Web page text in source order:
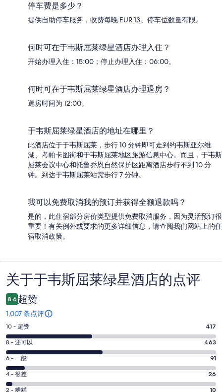
停车费是多少？
提供自助停车服务，收费每晚 EUR 13。停车位数量有限。
何时可在于韦斯屈莱绿星酒店办理入住？
开始办理入住：15:00；停止办理入住：06:00。
何时可在于韦斯屈莱绿星酒店办理退房？
退房时间为 12:00。
于韦斯屈莱绿星酒店的地址在哪里？
此酒店位于于韦斯屈莱，步行 10 分钟即可走到约韦斯亚尔维
湖、考帕卡图街和于韦斯屈莱地区旅游信息中心。而且，于韦斯
屈莱会议中心和托鲁乔恩自然保护区距离酒店步行不到 10 分
钟。到达于韦斯屈莱站需步行 7 分钟。
我可以免费取消我的预订并获得全额退款吗？
是的，此住宿部分房价类型提供免费取消服务，因为灵活预订很
重要！有关例外或要求的更多详细信息，请查阅我们网站上的住
宿取消政策。
点
评
关于于韦斯屈莱绿星酒店的点评
8.6 超赞
1,007 条点评
10
分
-
超
赞。
417
10 - 超赞 417
8
分
-
还
可
8 - 还可以 463
6
分
-
6 - 一般 91
4
分
4 - 很差 26
2 - 糟糕 10